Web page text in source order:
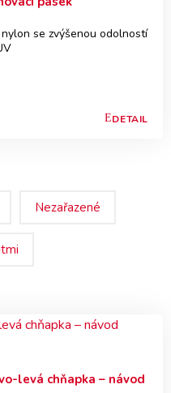
se zvýšenou odolností
DETAIL
Nezařazené
levá chňapka – návod